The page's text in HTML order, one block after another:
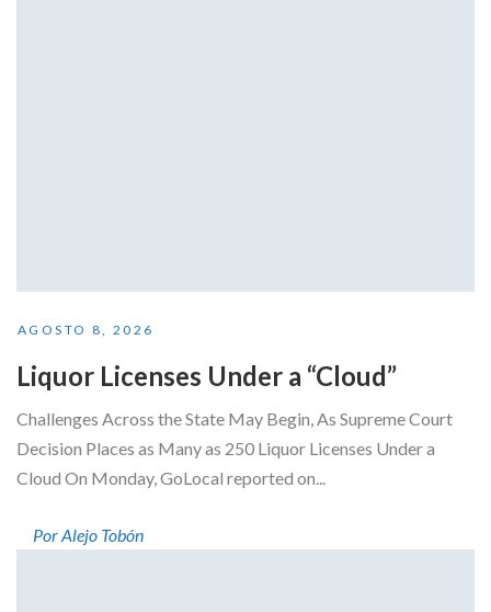
AGOSTO 8, 2026
Liquor Licenses Under a “Cloud”
Challenges Across the State May Begin, As Supreme Court
Decision Places as Many as 250 Liquor Licenses Under a
Cloud On Monday, GoLocal reported on...
Por Alejo Tobón